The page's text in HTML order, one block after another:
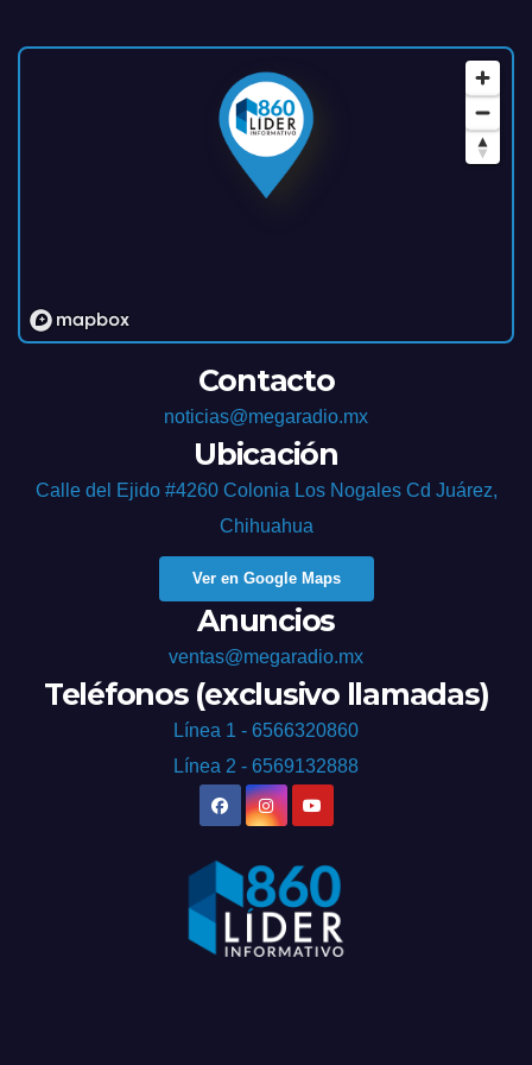
Contacto
noticias@megaradio.mx
Ubicación
Calle del Ejido #4260 Colonia Los Nogales Cd Juárez,
Chihuahua
Ver en Google Maps
Anuncios
ventas@megaradio.mx
Teléfonos (exclusivo llamadas)
Línea 1 - 6566320860
Línea 2 - 6569132888